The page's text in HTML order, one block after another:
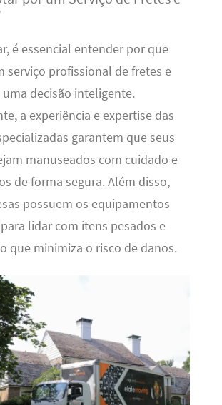
é essencial entender por que
serviço profissional de fretes e
decisão inteligente.
a experiência e expertise das
garantem que seus
manuseados com cuidado e
de forma segura. Além disso,
possuem os equipamentos
lidar com itens pesados e
que minimiza o risco de danos.